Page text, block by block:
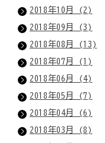
2018年10月 (2)
2018年09月 (3)
2018年08月 (13)
2018年07月 (1)
2018年06月 (4)
2018年05月 (7)
2018年04月 (6)
2018年03月 (8)